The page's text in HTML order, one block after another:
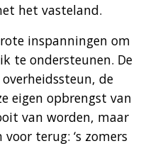
het vasteland.
inspanningen om
te ondersteunen. De
de
eigen opbrengst van
van worden, maar
terug: ‘s zomers